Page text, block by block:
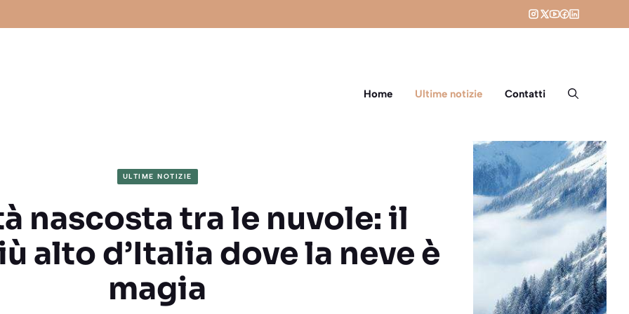
Home Ultime notizie Contatti
ULTIME NOTIZIE
nascosta tra le nuvole: il
alto d’Italia dove la neve è
magia